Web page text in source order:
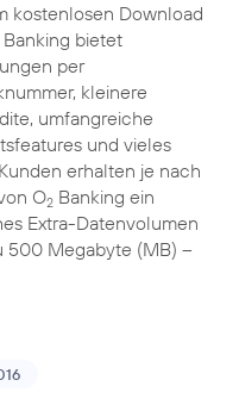
kostenlosen Download
bietet
per
kleinere
umfangreiche
und vieles
erhalten je nach
O2Banking ein
Extra-Datenvolumen
500 Megabyte (MB) –